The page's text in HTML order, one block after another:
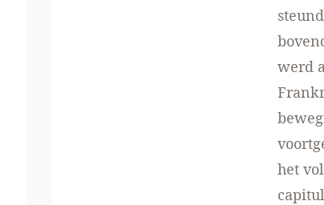
werd
het